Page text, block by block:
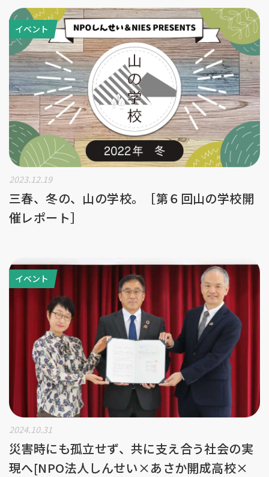
三春、冬の、山の学校。［第６回山の学校開
催レポート］
2023.12.19
イベント
災害時にも孤立せず、共に支え合う社会の実
現へ[NPO法人しんせい×あさか開成高校×
2024.10.31
イベント